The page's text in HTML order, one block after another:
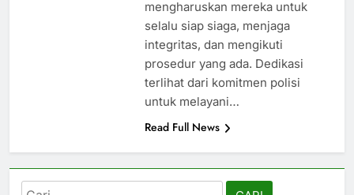
mengharuskan mereka untuk
selalu siap siaga, menjaga
integritas, dan mengikuti
prosedur yang ada. Dedikasi
terlihat dari komitmen polisi
untuk melayani…
Read Full News
Cari